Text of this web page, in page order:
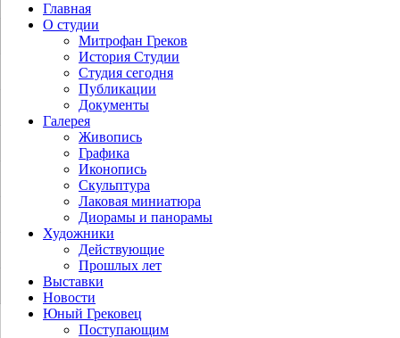
Главная
О студии
Митрофан Греков
История Студии
Студия сегодня
Публикации
Документы
Галерея
Живопись
Графика
Иконопись
Скульптура
Лаковая миниатюра
Диорамы и панорамы
Художники
Действующие
Прошлых лет
Выставки
Новости
Юный Грековец
Поступающим